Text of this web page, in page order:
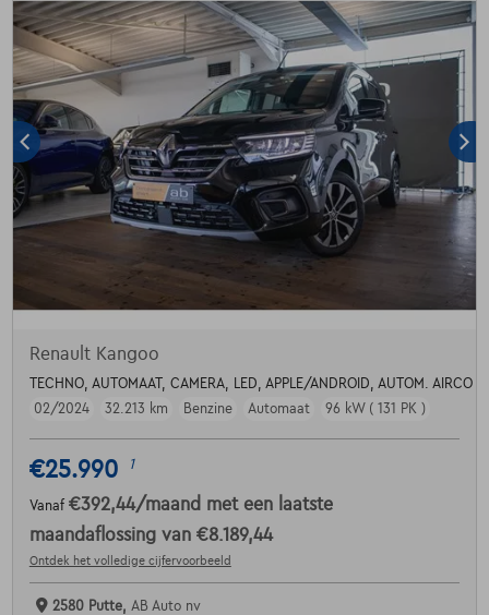
Renault Kangoo
TECHNO, AUTOMAAT, CAMERA, LED, APPLE/ANDROID, AUTOM. AIRCO
02/2024
32.213 km Benzine Automaat 96 kW ( 131 PK )
€25.990 1
Vanaf €392,44/maand met een laatste
maandaflossing van €8.189,44
Ontdek het volledige cijfervoorbeeld
2580 Putte, AB Auto nv